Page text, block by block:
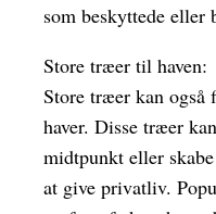
som beskyttede
Store træer til haven:
Store træer kan også
haver. Disse træer
midtpunkt eller
at give privatliv.